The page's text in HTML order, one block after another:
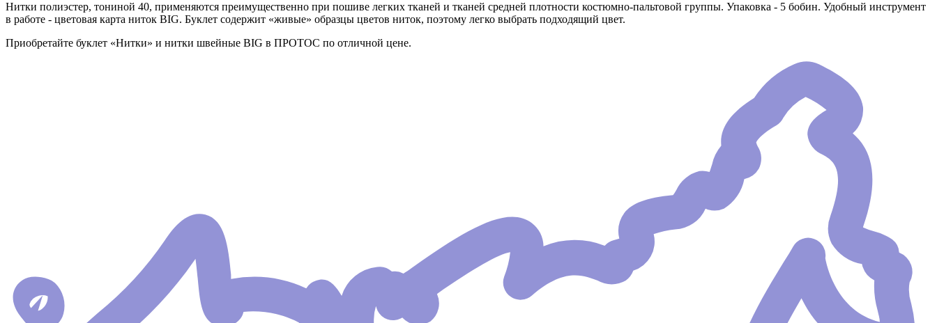
Нитки полиэстер, тониной 40, применяются преимущественно при пошиве легких тканей и тканей средней плотности костюмно-пальтовой группы. Упаковка - 5 бобин. Удобный инструмент
в работе - цветовая карта ниток BIG. Буклет содержит «живые» образцы цветов ниток, поэтому легко выбрать подходящий цвет.
Приобретайте буклет «Нитки» и нитки швейные BIG в ПРОТОС по отличной цене.